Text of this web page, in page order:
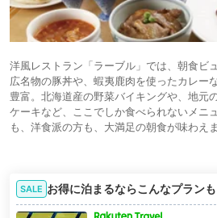
洋風レストラン「ラーブル」では、朝食ビ
広名物の豚丼や、蝦夷鹿肉を使ったカレー
豊富。北海道産の野菜バイキングや、地元
ケーキなど、ここでしか食べられないメニ
も、洋食派の方も、大満足の朝食が味わえ
SALE お得に泊まるならこんなプランも